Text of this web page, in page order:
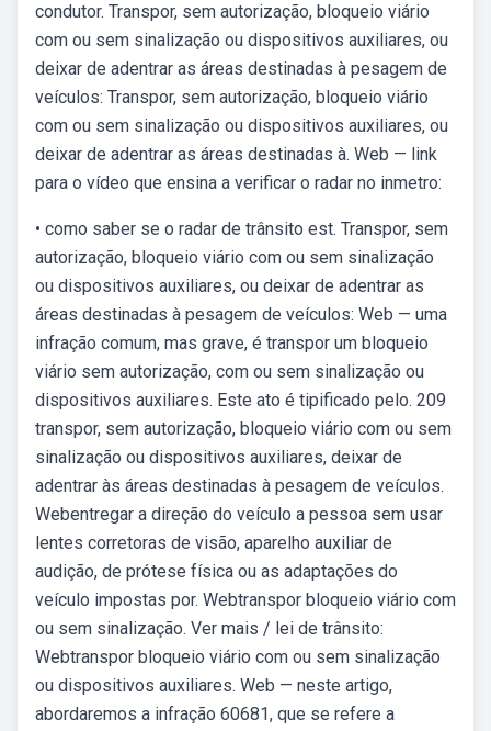
condutor. Transpor, sem autorização, bloqueio viário
com ou sem sinalização ou dispositivos auxiliares, ou
deixar de adentrar as áreas destinadas à pesagem de
veículos: Transpor, sem autorização, bloqueio viário
com ou sem sinalização ou dispositivos auxiliares, ou
deixar de adentrar as áreas destinadas à. Web — link
para o vídeo que ensina a verificar o radar no inmetro:
• como saber se o radar de trânsito est. Transpor, sem
autorização, bloqueio viário com ou sem sinalização
ou dispositivos auxiliares, ou deixar de adentrar as
áreas destinadas à pesagem de veículos: Web — uma
infração comum, mas grave, é transpor um bloqueio
viário sem autorização, com ou sem sinalização ou
dispositivos auxiliares. Este ato é tipificado pelo. 209
transpor, sem autorização, bloqueio viário com ou sem
sinalização ou dispositivos auxiliares, deixar de
adentrar às áreas destinadas à pesagem de veículos.
Webentregar a direção do veículo a pessoa sem usar
lentes corretoras de visão, aparelho auxiliar de
audição, de prótese física ou as adaptações do
veículo impostas por. Webtranspor bloqueio viário com
ou sem sinalização. Ver mais / lei de trânsito:
Webtranspor bloqueio viário com ou sem sinalização
ou dispositivos auxiliares. Web — neste artigo,
abordaremos a infração 60681, que se refere a